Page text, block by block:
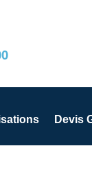
Devis